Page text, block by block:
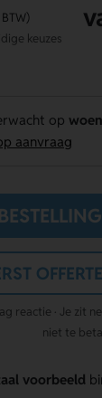
keuzes
op
aanvraag
reactie · Je zit
niet te
voorbeeld